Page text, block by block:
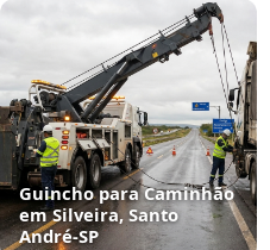
Guincho para Caminhão
em Silveira, Santo
André‑SP